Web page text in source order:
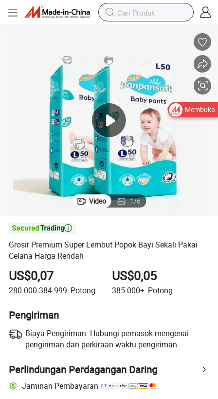
Video 1/6

Grosir Premium Super Lembut Popok Bayi Sekali Pakai
Celana Harga Rendah
US$0,07
280.000-384.999 Potong
US$0,05
385.000+ Potong
Pengiriman
Biaya Pengiriman: Hubungi pemasok mengenai
pengiriman dan perkiraan waktu pengiriman.
Perlindungan Perdagangan Daring
Jaminan Pembayaran
Membuka